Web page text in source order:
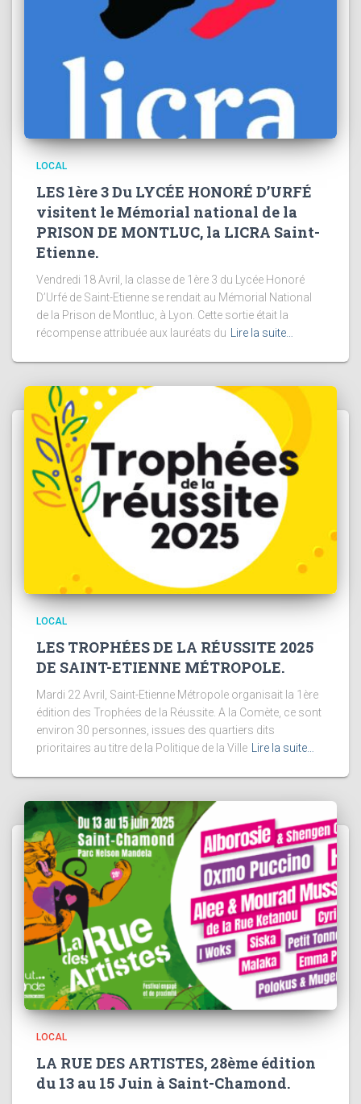
LOCAL
LES 1ère 3 Du LYCÉE HONORÉ D’URFÉ
visitent le Mémorial national de la
PRISON DE MONTLUC, la LICRA Saint-
Etienne.
Vendredi 18 Avril, la classe de 1ère 3 du Lycée Honoré
D’Urfé de Saint-Etienne se rendait au Mémorial National
de la Prison de Montluc, à Lyon. Cette sortie était la
récompense attribuée aux lauréats du
Lire la suite…
LOCAL
LES TROPHÉES DE LA RÉUSSITE 2025
DE SAINT-ETIENNE MÉTROPOLE.
Mardi 22 Avril, Saint-Etienne Métropole organisait la 1ère
édition des Trophées de la Réussite. A la Comète, ce sont
environ 30 personnes, issues des quartiers dits
prioritaires au titre de la Politique de la Ville Lire la suite…
LOCAL
LA RUE DES ARTISTES, 28ème édition
du 13 au 15 Juin à Saint-Chamond.